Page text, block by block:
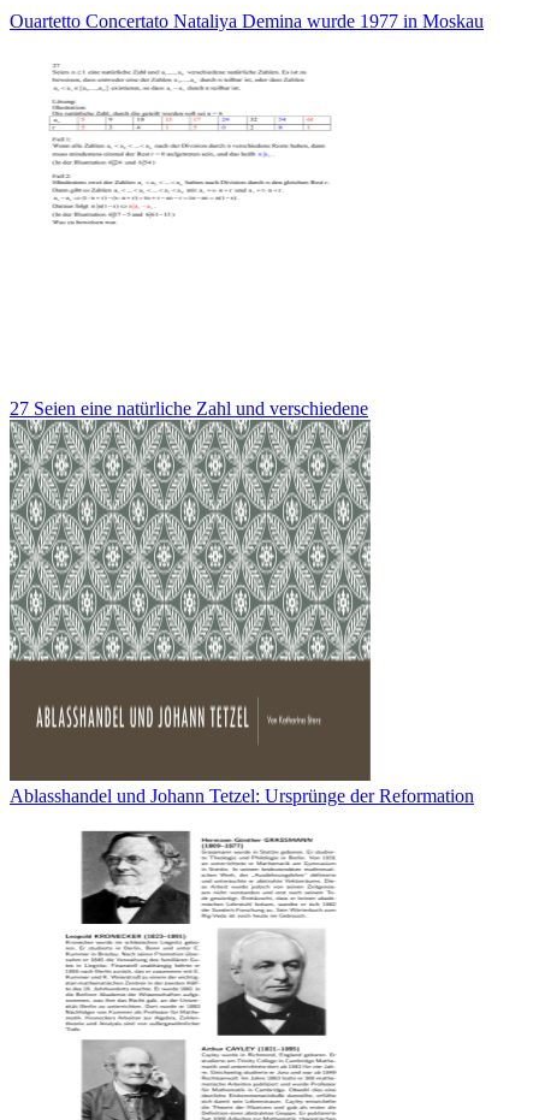
Ouartetto Concertato Nataliya Demina wurde 1977 in Moskau
27 Seien eine natürliche Zahl und verschiedene
Ablasshandel und Johann Tetzel: Ursprünge der Reformation